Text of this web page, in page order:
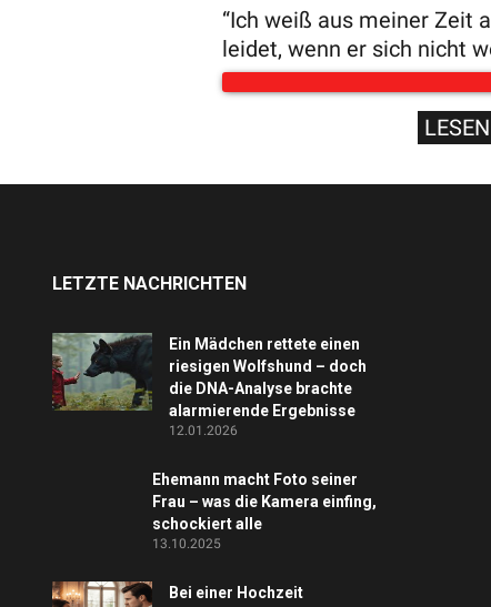
“Ich weiß aus meiner Zeit
leidet, wenn er sich nicht
LETZTE NACHRICHTEN
Ein Mädchen rettete einen
riesigen Wolfshund – doch
die DNA-Analyse brachte
alarmierende Ergebnisse
12.01.2026
Ehemann macht Foto seiner
Frau – was die Kamera einfing,
schockiert alle
13.10.2025
Bei einer Hochzeit